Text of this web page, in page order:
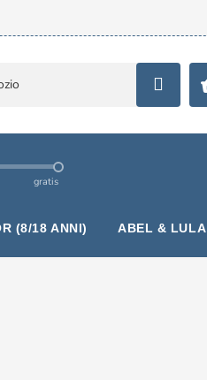
gratis
(8/18 ANNI) ABEL & LULA